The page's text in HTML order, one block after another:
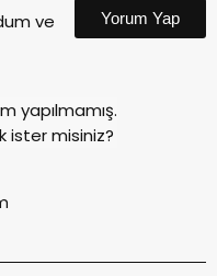
ve
Yorum Yap
yapılmamış.
ister misiniz?